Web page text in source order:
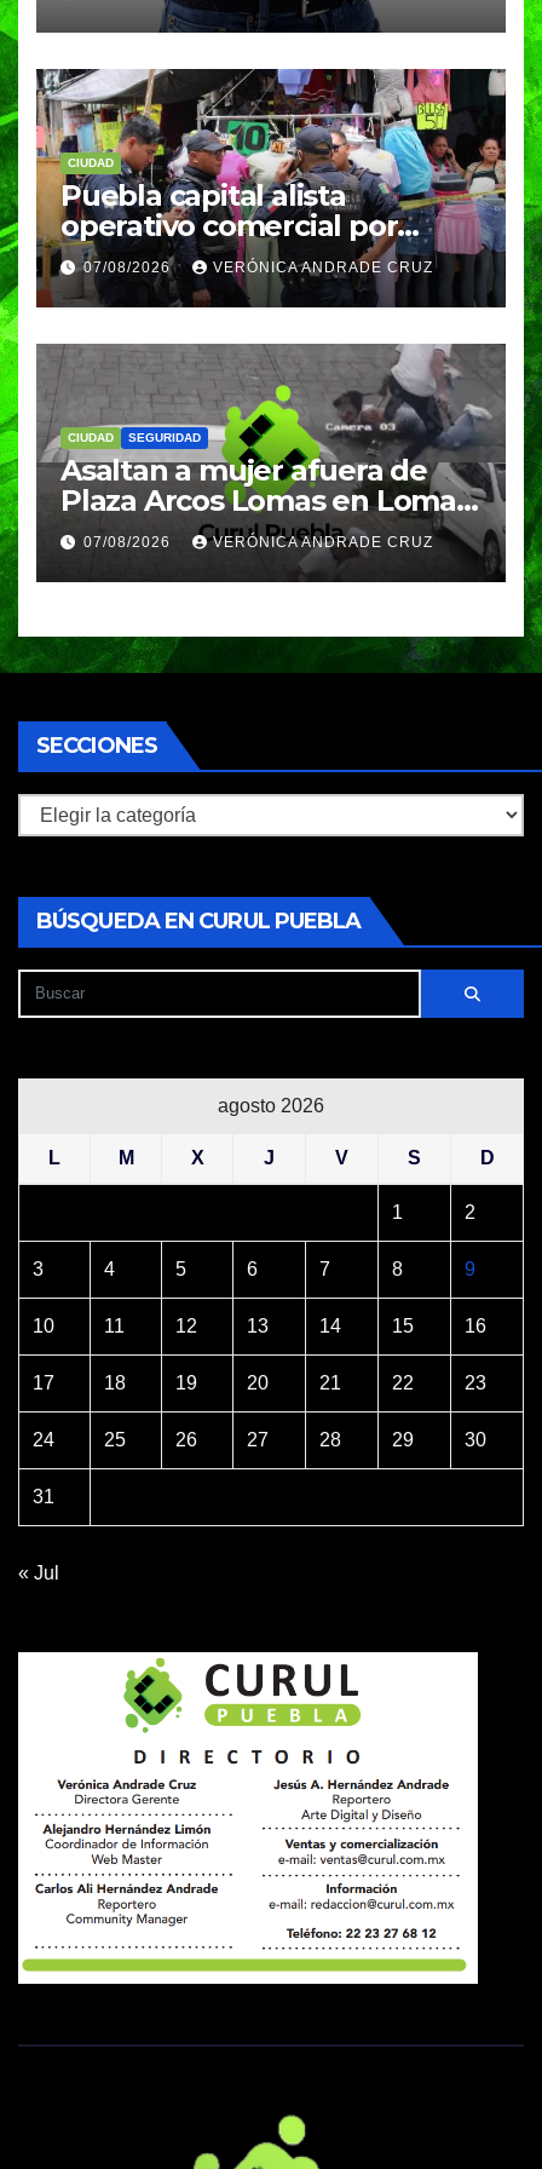
meses
CIUDAD
Puebla capital alista
operativo comercial por
fiestas patrias y regreso a
clases
07/08/2026 VERÓNICA ANDRADE CRUZ
CIUDAD SEGURIDAD
Asaltan a mujer afuera de
Plaza Arcos Lomas en Lomas
de Angelópolis; delincuentes
huyeron en auto
07/08/2026 VERÓNICA ANDRADE CRUZ
SECCIONES
Secciones
BÚSQUEDA EN CURUL PUEBLA
agosto 2026
L M X J V S D
1 2
3 4 5 6 7 8 9
10 11 12 13 14 15 16
17 18 19 20 21 22 23
24 25 26 27 28 29 30
31
« Jul